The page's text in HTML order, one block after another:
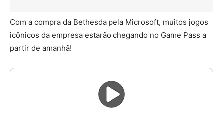
Com a compra da Bethesda pela Microsoft, muitos jogos
icônicos da empresa estarão chegando no Game Pass a
partir de amanhã!